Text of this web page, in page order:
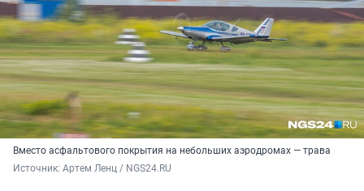
Вместо асфальтового покрытия на небольших аэродромах — трава
Источник: Артем Ленц / NGS24.RU